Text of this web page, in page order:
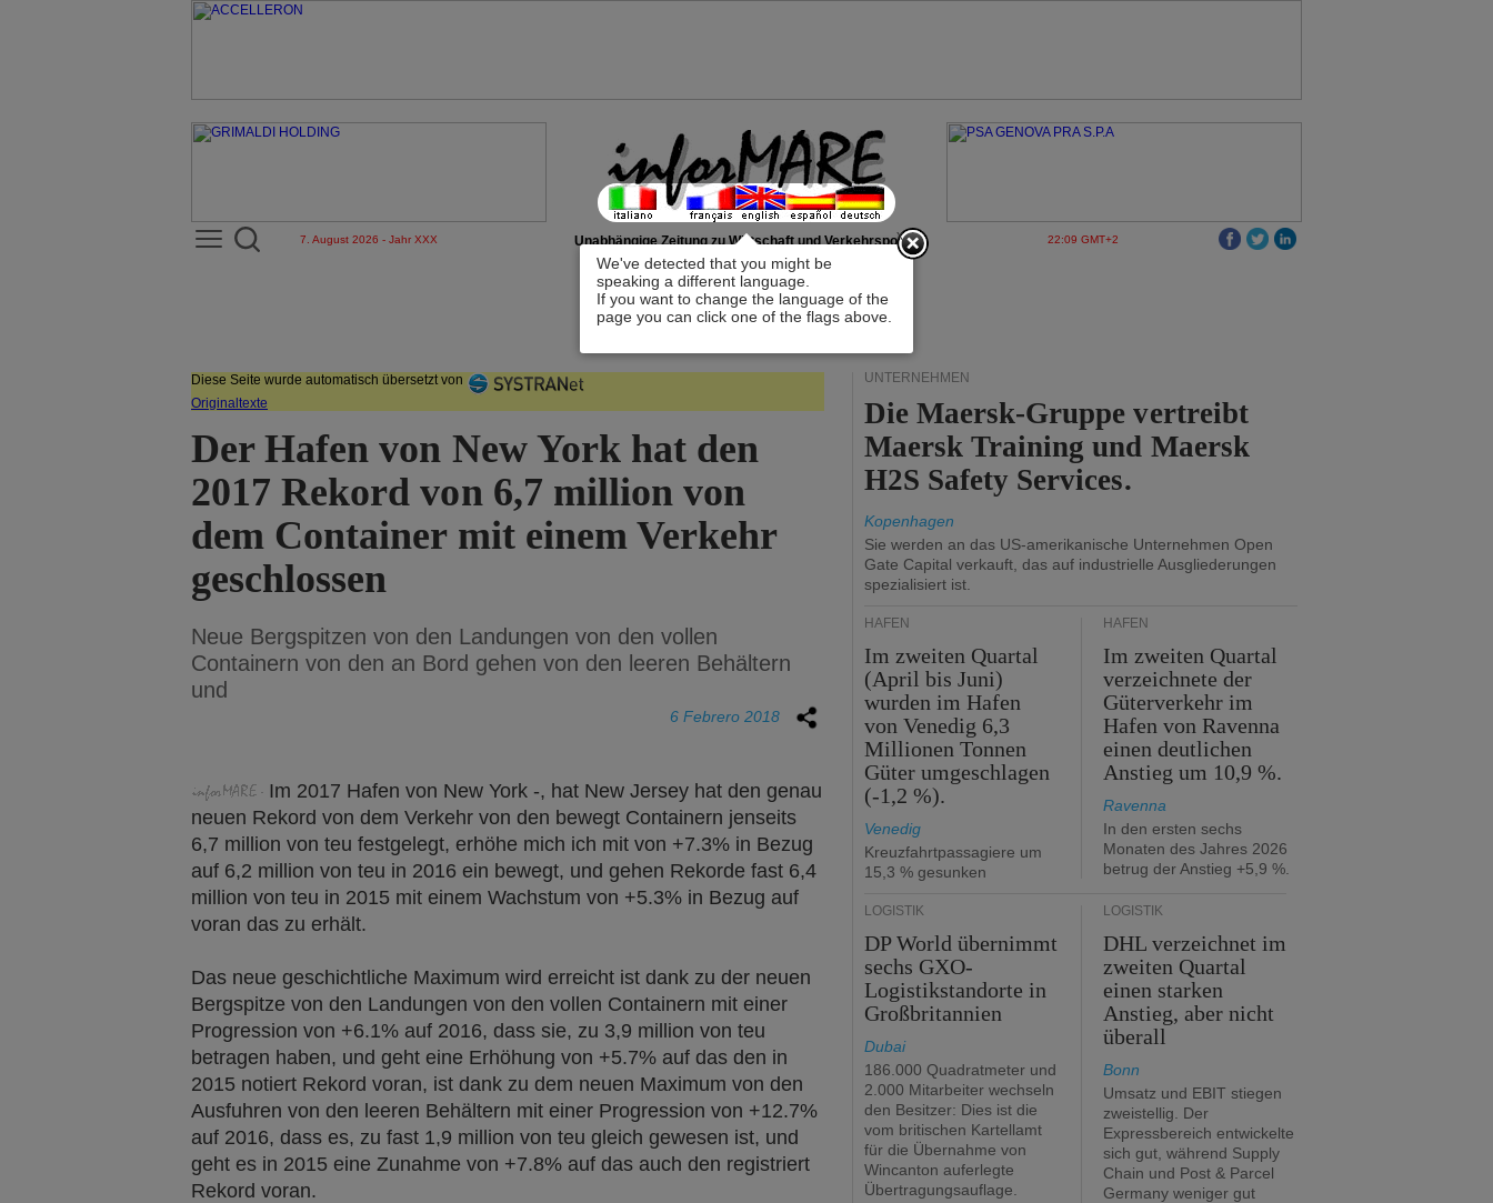
We've detected that you might be
speaking a different language.
If you want to change the language of the
page you can click one of the flags above.
x
7. August 2026 - Jahr XXX Unabhängige Zeitung zu Wirtschaft und Verkehrspolitik 22:09 GMT+2
Diese Seite wurde automatisch übersetzt von
Originaltexte
Der Hafen von New York hat den
2017 Rekord von 6,7 million von
dem Container mit einem Verkehr
geschlossen
Neue Bergspitzen von den Landungen von den vollen
Containern von den an Bord gehen von den leeren Behältern
und
6 Febrero 2018
Im 2017 Hafen von New York -, hat New Jersey hat den genau
neuen Rekord von dem Verkehr von den bewegt Containern jenseits
6,7 million von teu festgelegt, erhöhe mich ich mit von +7.3% in Bezug
auf 6,2 million von teu in 2016 ein bewegt, und gehen Rekorde fast 6,4
million von teu in 2015 mit einem Wachstum von +5.3% in Bezug auf
voran das zu erhält.
Das neue geschichtliche Maximum wird erreicht ist dank zu der neuen
Bergspitze von den Landungen von den vollen Containern mit einer
Progression von +6.1% auf 2016, dass sie, zu 3,9 million von teu
betragen haben, und geht eine Erhöhung von +5.7% auf das den in
2015 notiert Rekord voran, ist dank zu dem neuen Maximum von den
Ausfuhren von den leeren Behältern mit einer Progression von +12.7%
auf 2016, dass es, zu fast 1,9 million von teu gleich gewesen ist, und
geht es in 2015 eine Zunahme von +7.8% auf das auch den registriert
Rekord voran.
UNTERNEHMEN
Die Maersk-Gruppe vertreibt
Maersk Training und Maersk
H2S Safety Services.
Kopenhagen
Sie werden an das US-amerikanische Unternehmen Open
Gate Capital verkauft, das auf industrielle Ausgliederungen
spezialisiert ist.
HÄFEN
Im zweiten Quartal
(April bis Juni)
wurden im Hafen
von Venedig 6,3
Millionen Tonnen
Güter umgeschlagen
(-1,2 %).
Venedig
Kreuzfahrtpassagiere um
15,3 % gesunken
HÄFEN
Im zweiten Quartal
verzeichnete der
Güterverkehr im
Hafen von Ravenna
einen deutlichen
Anstieg um 10,9 %.
Ravenna
In den ersten sechs
Monaten des Jahres 2026
betrug der Anstieg +5,9 %.
LOGISTIK
DP World übernimmt
sechs GXO-
Logistikstandorte in
Großbritannien
Dubai
186.000 Quadratmeter und
2.000 Mitarbeiter wechseln
den Besitzer: Dies ist die
vom britischen Kartellamt
für die Übernahme von
Wincanton auferlegte
Übertragungsauflage.
LOGISTIK
DHL verzeichnet im
zweiten Quartal
einen starken
Anstieg, aber nicht
überall
Bonn
Umsatz und EBIT stiegen
zweistellig. Der
Expressbereich entwickelte
sich gut, während Supply
Chain und Post & Parcel
Germany weniger gut